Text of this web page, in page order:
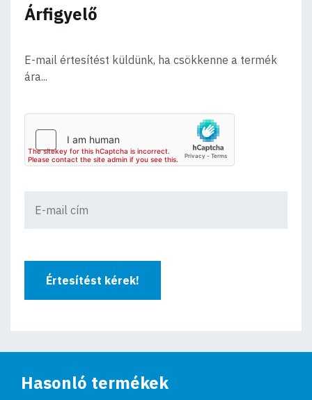
Árfigyelő
E-mail értesítést küldünk, ha csökkenne a termék
ára...
Értesítést kérek!
Hasonló termékek